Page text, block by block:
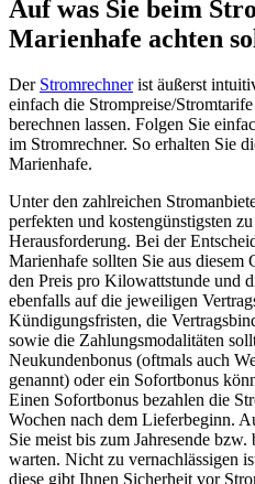
Auf was Sie beim
Marienhafe achten
Der Stromrechnerist äußerst
einfach die Strompreise/
berechnen lassen. Folgen Sie
im Stromrechner. So erhalten Sie
Marienhafe.
Unter den zahlreichen
perfekten und kostengünstigsten
Herausforderung. Bei der
Marienhafe sollten Sie aus
den Preis pro Kilowattstunde und
ebenfalls auf die jeweiligen
Kündigungsfristen, die
sowie die Zahlungsmodalitäten
Neukundenbonus (oftmals auch
genannt) oder ein Sofortbonus
Einen Sofortbonus bezahlen die
Wochen nach dem Lieferbeginn.
Sie meist bis zum Jahresende
warten. Nicht zu vernachlässigen
diese gibt Ihnen Sicherheit vor